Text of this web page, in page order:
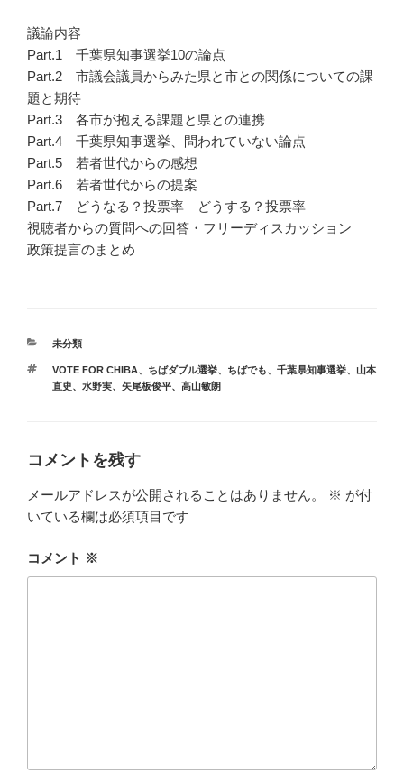
議論内容
Part.1 千葉県知事選挙10の論点
Part.2 市議会議員からみた県と市との関係についての課
題と期待
Part.3 各市が抱える課題と県との連携
Part.4 千葉県知事選挙、問われていない論点
Part.5 若者世代からの感想
Part.6 若者世代からの提案
Part.7 どうなる？投票率 どうする？投票率
視聴者からの質問への回答・フリーディスカッション
政策提言のまとめ
カ
ゴ
リ
未分類
タ
グ
VOTE FOR CHIBA、 ちばダブル選挙、 ちばでも、 千葉県知事選挙、 山本
直史、 水野実、 矢尾板俊平、 高山敏朗
コメントを残す
メールアドレスが公開されることはありません。 ※ が付
いている欄は必須項目です
コメント ※